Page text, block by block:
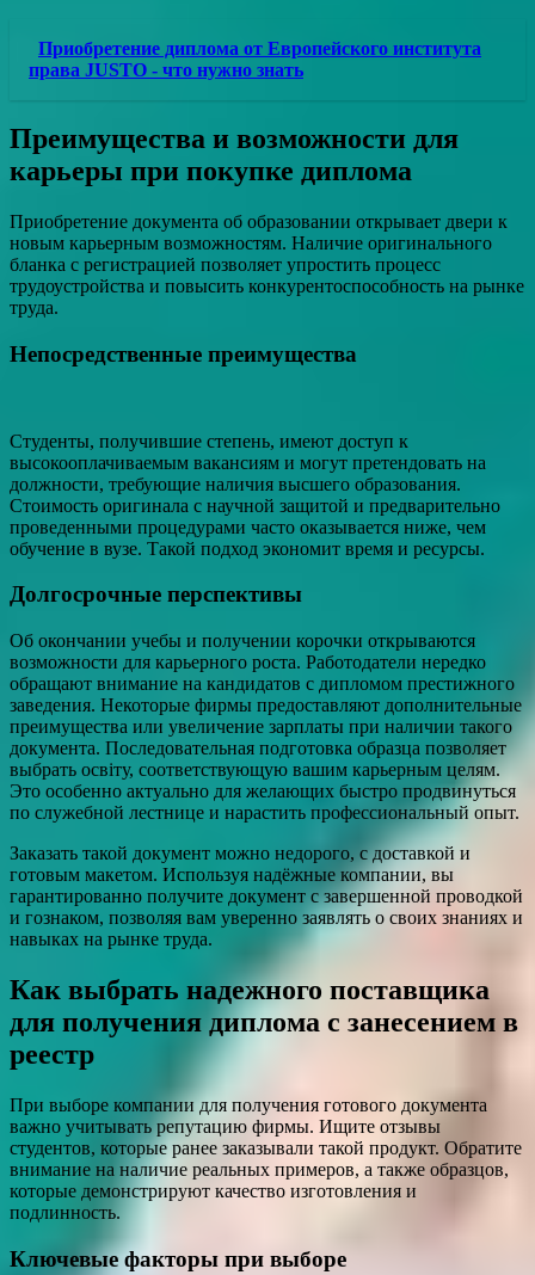
Приобретение диплома от Европейского института
права JUSTO - что нужно знать
Преимущества и возможности для
карьеры при покупке диплома
Приобретение документа об образовании открывает двери к
новым карьерным возможностям. Наличие оригинального
бланка с регистрацией позволяет упростить процесс
трудоустройства и повысить конкурентоспособность на рынке
труда.
Непосредственные преимущества
Студенты, получившие степень, имеют доступ к
высокооплачиваемым вакансиям и могут претендовать на
должности, требующие наличия высшего образования.
Стоимость оригинала с научной защитой и предварительно
проведенными процедурами часто оказывается ниже, чем
обучение в вузе. Такой подход экономит время и ресурсы.
Долгосрочные перспективы
Об окончании учебы и получении корочки открываются
возможности для карьерного роста. Работодатели нередко
обращают внимание на кандидатов с дипломом престижного
заведения. Некоторые фирмы предоставляют дополнительные
преимущества или увеличение зарплаты при наличии такого
документа. Последовательная подготовка образца позволяет
выбрать освіту, соответствующую вашим карьерным целям.
Это особенно актуально для желающих быстро продвинуться
по служебной лестнице и нарастить профессиональный опыт.
Заказать такой документ можно недорого, с доставкой и
готовым макетом. Используя надёжные компании, вы
гарантированно получите документ с завершенной проводкой
и гознаком, позволяя вам уверенно заявлять о своих знаниях и
навыках на рынке труда.
Как выбрать надежного поставщика
для получения диплома с занесением в
реестр
При выборе компании для получения готового документа
важно учитывать репутацию фирмы. Ищите отзывы
студентов, которые ранее заказывали такой продукт. Обратите
внимание на наличие реальных примеров, а также образцов,
которые демонстрируют качество изготовления и
подлинность.
Ключевые факторы при выборе